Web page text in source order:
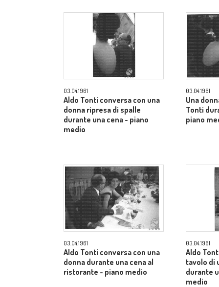
03.04.1961
Aldo Tonti conversa con una
donna ripresa di spalle
durante una cena - piano
medio
03.04.1961
Una
Tonti
piano
03.04.1961
Aldo Tonti conversa con una
donna durante una cena al
ristorante - piano medio
03.04.1961
Aldo
tavolo di
durante
medio